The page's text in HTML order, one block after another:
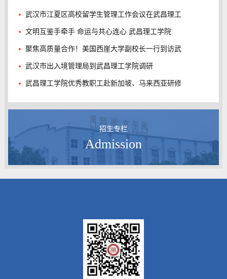
武汉市江夏区高校留学生管理工作会议在武昌理工
文明互鉴手牵手 命运与共心连心 武昌理工学院
聚焦高质量合作！美国西崖大学副校长一行到访武
武汉市出入境管理局到武昌理工学院调研
武昌理工学院优秀教职工赴新加坡、马来西亚研修
招生专栏
Admission